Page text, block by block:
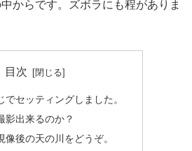
からです。ズボラにも程がありま
目次
でセッティングしました。
影出来るのか？
像後の天の川をどうぞ。